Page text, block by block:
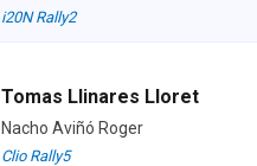
i20N Rally2
Tomas Llinares Lloret
Nacho Aviñó Roger
Clio Rally5